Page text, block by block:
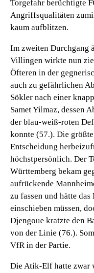
Torgefahr berüchtigte
Angriffsqualitäten
kaum aufblitzen.
Im zweiten Durchgang
Villingen wirkte nun
Öfteren in der
auch zu gefährlichen
Sökler nach einer
Samet Yilmaz, dessen
der blau-weiß-roten
konnte (57.). Die
Entscheidung
höchstpersönlich. Der
Württemberg bekam
aufrückende
zu fassen und hätte
einschieben müssen,
Djengoue kratzte den
von der Linie (76.).
VfR in der Partie.
Die Atik-Elf hatte zwar